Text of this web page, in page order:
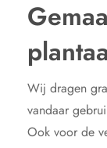
Wij dragen
vandaar
Ook voor de